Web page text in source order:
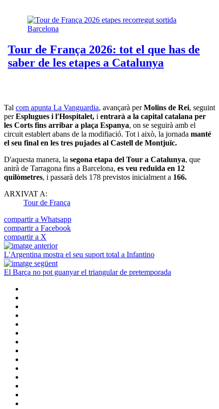
Tal com apunta La Vanguardia, avançarà perMolins de Rei, seguint
perEsplugues i l'Hospitalet, i entrarà a la capital catalana per
les Corts fins arribar a plaça Espanya, on se seguirà amb el
circuit establert abans de la modifiació. Tot i això, la jornada manté
el seu final en les tres pujades al Castell de Montjuïc.
D'aquesta manera, la segona etapa del Tour a Catalunya, que
anirà de Tarragona fins a Barcelona, es veu reduïda en 12
quilòmetres, i passarà dels 178 previstos inicialment a 166.
ARXIVAT A:
Tour de França
compartir a Whatsapp
compartir a Facebook
compartir a X
L'Argentina mostra el seu suport total a Infantino
El Barça no pot guanyar el triangular de pretemporada